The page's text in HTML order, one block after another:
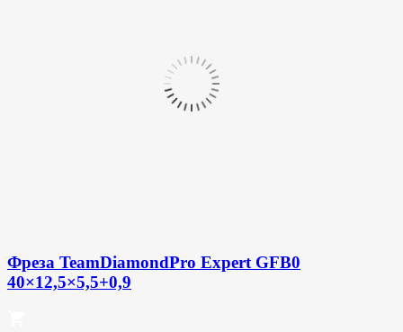
Фреза TeamDiamondPro Expert GFB0
40×12,5×5,5+0,9